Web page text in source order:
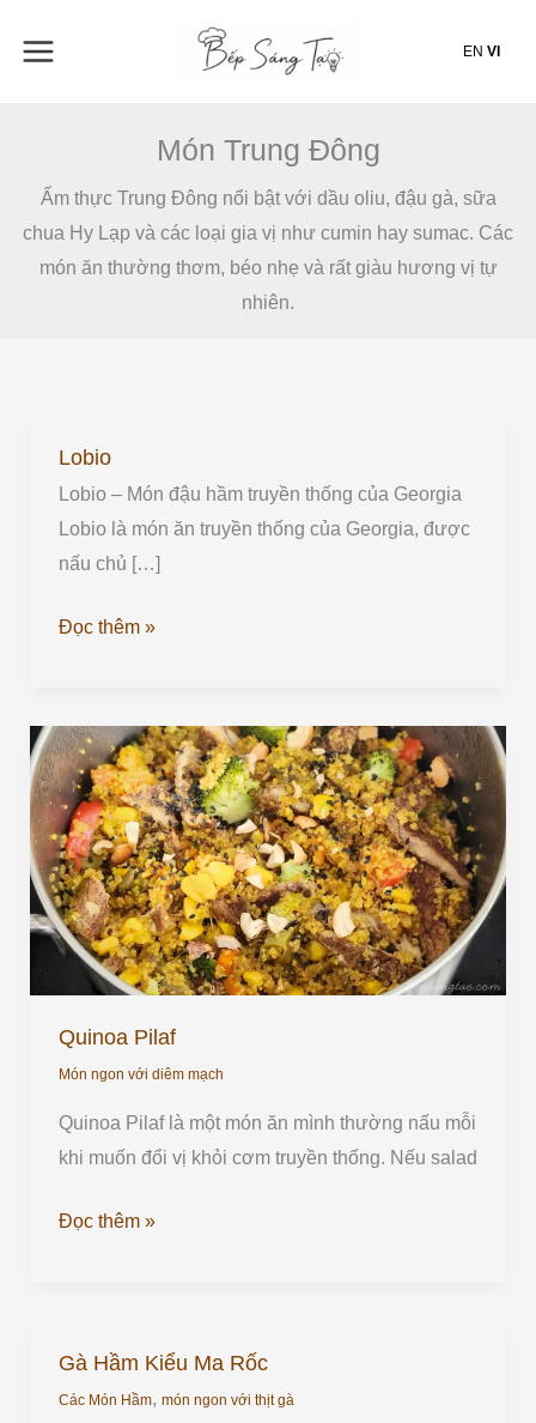
EN VI
Món Trung Đông
Ẩm thực Trung Đông nổi bật với dầu oliu, đậu gà, sữa
chua Hy Lạp và các loại gia vị như cumin hay sumac. Các
món ăn thường thơm, béo nhẹ và rất giàu hương vị tự
nhiên.
Lobio
Lobio – Món đậu hầm truyền thống của Georgia
Lobio là món ăn truyền thống của Georgia, được
nấu chủ […]
Lobio
Đọc thêm »
Quinoa Pilaf
Món ngon với diêm mạch
Quinoa Pilaf là một món ăn mình thường nấu mỗi
khi muốn đổi vị khỏi cơm truyền thống. Nếu salad
Quinoa
Pilaf
Đọc thêm »
Gà Hầm Kiểu Ma Rốc
Các Món Hầm, món ngon với thịt gà
Gà
Hầm